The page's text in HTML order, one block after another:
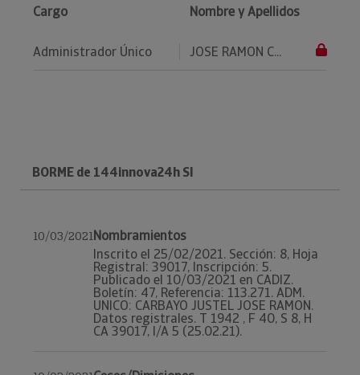
Cargo Nombre y Apellidos
Administrador Único JOSE RAMON C...
BORME de 144innova24h Sl
10/03/2021Nombramientos
Inscrito el 25/02/2021. Sección: 8, Hoja
Registral: 39017, Inscripción: 5.
Publicado el 10/03/2021 en CADIZ.
Boletín: 47, Referencia: 113.271. ADM.
UNICO: CARBAYO JUSTEL JOSE RAMON.
Datos registrales. T 1942 , F 40, S 8, H
CA 39017, I/A 5 (25.02.21).